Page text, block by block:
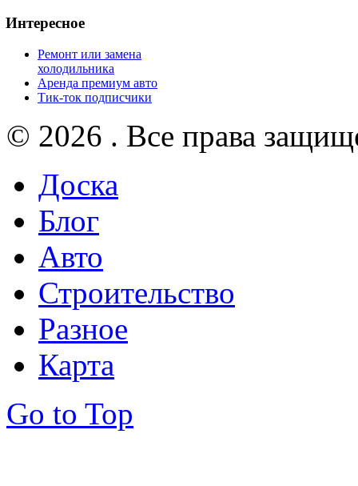
Интересное
Ремонт или замена
холодильника
Аренда премиум авто
Тик-ток подписчики
© 2026 . Все права
Доска
Блог
Авто
Строительство
Разное
Карта
Go to Top